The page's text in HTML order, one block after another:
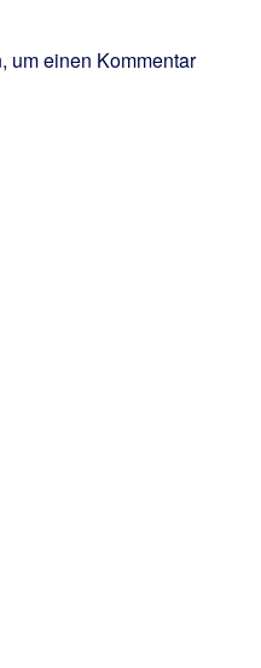
um einen Kommentar